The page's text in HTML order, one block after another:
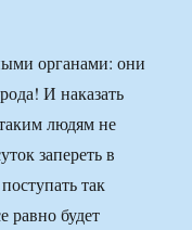
органами: они
И наказать
людям не
запереть в
так
равно будет